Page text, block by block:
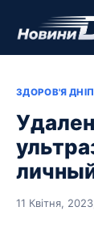
ЗДОРОВ'Я
11 Квітня,